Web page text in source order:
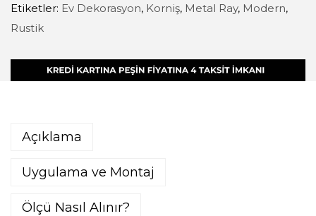
Etiketler: Ev Dekorasyon, Korniş, Metal Ray, Modern,
Rustik
Açıklama
Uygulama ve Montaj
Ölçü Nasıl Alınır?